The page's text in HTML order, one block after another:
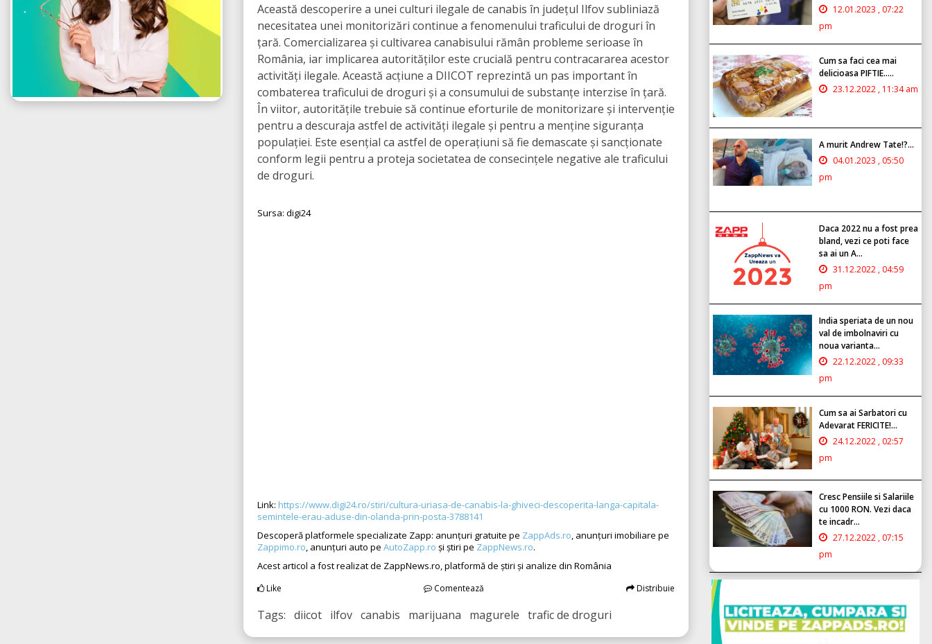
Această descoperire a unei culturi ilegale de canabis în județul Ilfov subliniază
necesitatea unei monitorizări continue a fenomenului traficului de droguri în
țară. Comercializarea și cultivarea canabisului rămân probleme serioase în
România, iar implicarea autorităților este crucială pentru contracararea acestor
activități ilegale. Această acțiune a DIICOT reprezintă un pas important în
combaterea traficului de droguri și a consumului de substanțe interzise în țară.
În viitor, autoritățile trebuie să continue eforturile de monitorizare și intervenție
pentru a descuraja astfel de activități ilegale și pentru a menține siguranța
populației. Este esențial ca astfel de operațiuni să fie demascate și sancționate
conform legii pentru a proteja societatea de consecințele negative ale traficului
de droguri.
Sursa: digi24
Link: https://www.digi24.ro/stiri/cultura-uriasa-de-canabis-la-ghiveci-descoperita-langa-capitala-
semintele-erau-aduse-din-olanda-prin-posta-3788141
Descoperă platformele specializate Zapp: anunțuri gratuite pe ZappAds.ro , anunțuri imobiliare pe
Zappimo.ro , anunțuri auto pe AutoZapp.ro și știri pe ZappNews.ro.
Acest articol a fost realizat de ZappNews.ro, platformă de știri și analize din România
Like Comentează Distribuie
Tags: diicot ilfov canabis marijuana magurele trafic de droguri
12.01.2023 , 07:22
pm
Cum sa faci cea mai
delicioasa PIFTIE.....
23.12.2022 , 11:34 am
A murit Andrew Tate!?...
04.01.2023 , 05:50
pm
Daca 2022 nu a fost prea
bland, vezi ce poti face
sa ai un A...
31.12.2022 , 04:59
pm
India speriata de un nou
val de imbolnaviri cu
noua varianta...
22.12.2022 , 09:33
pm
Cum sa ai Sarbatori cu
Adevarat FERICITE!...
24.12.2022 , 02:57
pm
Cresc Pensiile si Salariile
cu 1000 RON. Vezi daca
te incadr...
27.12.2022 , 07:15
pm